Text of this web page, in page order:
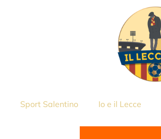
Sport Salentino Io e il Lecce